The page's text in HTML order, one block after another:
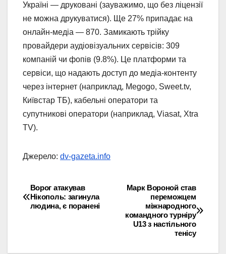
Україні — друковані (зауважимо, що без ліцензії
не можна друкуватися). Ще 27% припадає на
онлайн-медіа — 870. Замикають трійку
провайдери аудіовізуальних сервісів: 309
компаній чи фопів (9.8%). Це платформи та
сервіси, що надають доступ до медіа-контенту
через інтернет (наприклад, Megogo, Sweet.tv,
Київстар ТБ), кабельні оператори та
супутникові оператори (наприклад, Viasat, Xtra
TV).
Джерело: dv-gazeta.info
Навігація
записів
Марк Вороной став
переможцем
міжнародного
командного турніру
U13 з настільного
тенісу
Ворог атакував
Нікополь: загинула
людина, є поранені